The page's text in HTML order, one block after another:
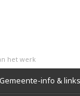
het werk
Gemeente-info & links